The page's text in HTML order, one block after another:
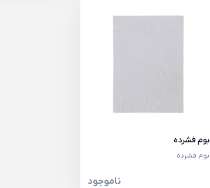
بوم فشرده
بوم فشرده
ناموجود